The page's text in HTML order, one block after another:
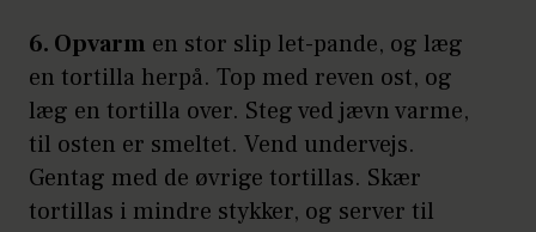
6. Opvarm en stor slip let-pande, og læg
en tortilla herpå. Top med reven ost, og
læg en tortilla over. Steg ved jævn varme,
til osten er smeltet. Vend undervejs.
Gentag med de øvrige tortillas. Skær
tortillas i mindre stykker, og server til